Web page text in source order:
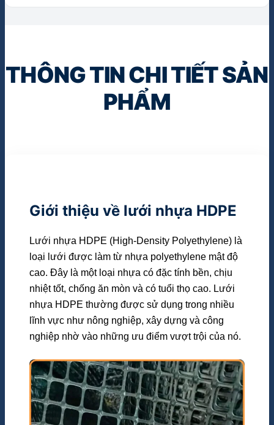
THÔNG TIN CHI TIẾT SẢN
PHẨM
Giới thiệu về lưới nhựa HDPE
Lưới nhựa HDPE (High-Density Polyethylene) là
loại lưới được làm từ nhựa polyethylene mật độ
cao. Đây là một loại nhựa có đặc tính bền, chịu
nhiệt tốt, chống ăn mòn và có tuổi thọ cao. Lưới
nhựa HDPE thường được sử dụng trong nhiều
lĩnh vực như nông nghiệp, xây dựng và công
nghiệp nhờ vào những ưu điểm vượt trội của nó.